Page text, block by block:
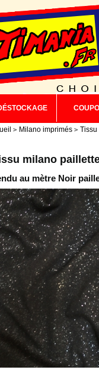
Milano imprimés Tissu
milano
au mètre Noir